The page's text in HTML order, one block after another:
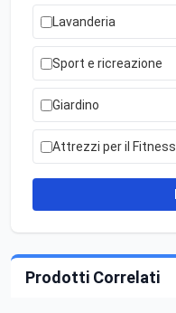
Lavanderia
Sport e ricreazione
Giardino
Attrezzi per il Fitness
Prodotti Correlati